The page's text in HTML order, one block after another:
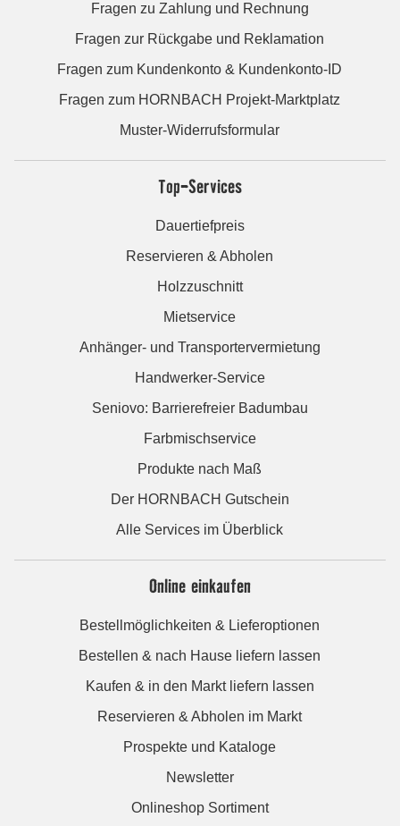
Fragen zu Zahlung und Rechnung
Fragen zur Rückgabe und Reklamation
Fragen zum Kundenkonto & Kundenkonto-ID
Fragen zum HORNBACH Projekt-Marktplatz
Muster-Widerrufsformular
Top-Services
Dauertiefpreis
Reservieren & Abholen
Holzzuschnitt
Mietservice
Anhänger- und Transportervermietung
Handwerker-Service
Seniovo: Barrierefreier Badumbau
Farbmischservice
Produkte nach Maß
Der HORNBACH Gutschein
Alle Services im Überblick
Online einkaufen
Bestellmöglichkeiten & Lieferoptionen
Bestellen & nach Hause liefern lassen
Kaufen & in den Markt liefern lassen
Reservieren & Abholen im Markt
Prospekte und Kataloge
Newsletter
Onlineshop Sortiment